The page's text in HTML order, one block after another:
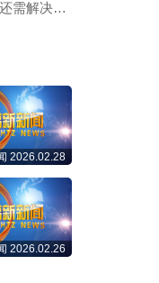
从“炫技”到“干活” 人形机器人还需解决哪些难题？
2026.02.28
2026.02.26